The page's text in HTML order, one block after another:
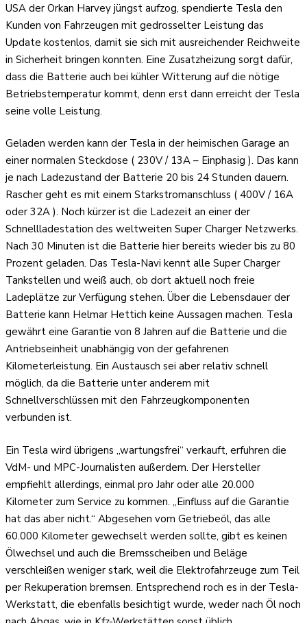
USA der Orkan Harvey jüngst aufzog, spendierte Tesla den
Kunden von Fahrzeugen mit gedrosselter Leistung das
Update kostenlos, damit sie sich mit ausreichender Reichweite
in Sicherheit bringen konnten. Eine Zusatzheizung sorgt dafür,
dass die Batterie auch bei kühler Witterung auf die nötige
Betriebstemperatur kommt, denn erst dann erreicht der Tesla
seine volle Leistung.
Geladen werden kann der Tesla in der heimischen Garage an
einer normalen Steckdose ( 230V / 13A – Einphasig ). Das kann
je nach Ladezustand der Batterie 20 bis 24 Stunden dauern.
Rascher geht es mit einem Starkstromanschluss ( 400V / 16A
oder 32A ). Noch kürzer ist die Ladezeit an einer der
Schnellladestation des weltweiten Super Charger Netzwerks.
Nach 30 Minuten ist die Batterie hier bereits wieder bis zu 80
Prozent geladen. Das Tesla-Navi kennt alle Super Charger
Tankstellen und weiß auch, ob dort aktuell noch freie
Ladeplätze zur Verfügung stehen. Über die Lebensdauer der
Batterie kann Helmar Hettich keine Aussagen machen. Tesla
gewährt eine Garantie von 8 Jahren auf die Batterie und die
Antriebseinheit unabhängig von der gefahrenen
Kilometerleistung. Ein Austausch sei aber relativ schnell
möglich, da die Batterie unter anderem mit
Schnellverschlüssen mit den Fahrzeugkomponenten
verbunden ist.
Ein Tesla wird übrigens „wartungsfrei“ verkauft, erfuhren die
VdM- und MPC-Journalisten außerdem. Der Hersteller
empfiehlt allerdings, einmal pro Jahr oder alle 20.000
Kilometer zum Service zu kommen. „Einfluss auf die Garantie
hat das aber nicht.“ Abgesehen vom Getriebeöl, das alle
60.000 Kilometer gewechselt werden sollte, gibt es keinen
Ölwechsel und auch die Bremsscheiben und Beläge
verschleißen weniger stark, weil die Elektrofahrzeuge zum Teil
per Rekuperation bremsen. Entsprechend roch es in der Tesla-
Werkstatt, die ebenfalls besichtigt wurde, weder nach Öl noch